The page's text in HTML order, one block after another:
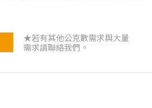
★若有其他公克數需求與大量
需求請聯絡我們。